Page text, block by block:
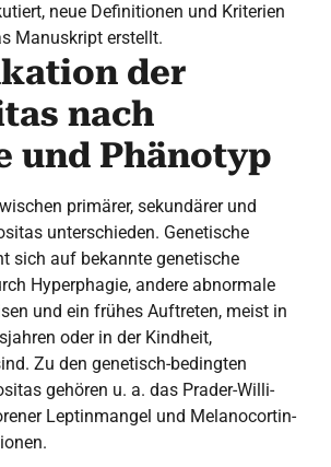
neue Definitionen und Kriterien
Manuskript erstellt.
der
nach
und Phänotyp
primärer, sekundärer und
unterschieden. Genetische
sich auf bekannte genetische
Hyperphagie, andere abnormale
und ein frühes Auftreten, meist in
oder in der Kindheit,
Zu den genetisch-bedingten
gehören u. a. das Prader-Willi-
Leptinmangel und Melanocortin-